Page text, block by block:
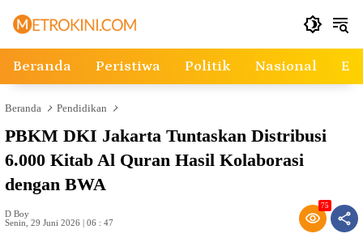
Beranda Peristiwa Politik Nasional
Beranda Pendidikan
PBKM DKI Jakarta Tuntaskan Distribusi
6.000 Kitab Al Quran Hasil Kolaborasi
dengan BWA
D Boy
Senin, 29 Juni 2026 | 06 : 47
75